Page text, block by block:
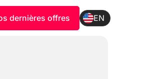
dernières offres EN